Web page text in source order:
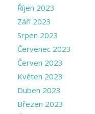
Říjen 2023
Září 2023
Srpen 2023
Červenec 2023
Červen 2023
Květen 2023
Duben 2023
Březen 2023